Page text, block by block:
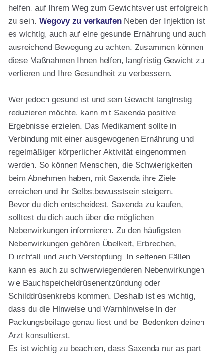
helfen, auf Ihrem Weg zum Gewichtsverlust erfolgreich
zu sein. Wegovy zu verkaufen Neben der Injektion ist
es wichtig, auch auf eine gesunde Ernährung und auch
ausreichend Bewegung zu achten. Zusammen können
diese Maßnahmen Ihnen helfen, langfristig Gewicht zu
verlieren und Ihre Gesundheit zu verbessern.
Wer jedoch gesund ist und sein Gewicht langfristig
reduzieren möchte, kann mit Saxenda positive
Ergebnisse erzielen. Das Medikament sollte in
Verbindung mit einer ausgewogenen Ernährung und
regelmäßiger körperlicher Aktivität eingenommen
werden. So können Menschen, die Schwierigkeiten
beim Abnehmen haben, mit Saxenda ihre Ziele
erreichen und ihr Selbstbewusstsein steigern.
Bevor du dich entscheidest, Saxenda zu kaufen,
solltest du dich auch über die möglichen
Nebenwirkungen informieren. Zu den häufigsten
Nebenwirkungen gehören Übelkeit, Erbrechen,
Durchfall und auch Verstopfung. In seltenen Fällen
kann es auch zu schwerwiegenderen Nebenwirkungen
wie Bauchspeicheldrüsenentzündung oder
Schilddrüsenkrebs kommen. Deshalb ist es wichtig,
dass du die Hinweise und Warnhinweise in der
Packungsbeilage genau liest und bei Bedenken deinen
Arzt konsultierst.
Es ist wichtig zu beachten, dass Saxenda nur as part